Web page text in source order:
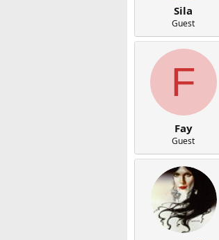
Sila
Guest
F
Fay
Guest